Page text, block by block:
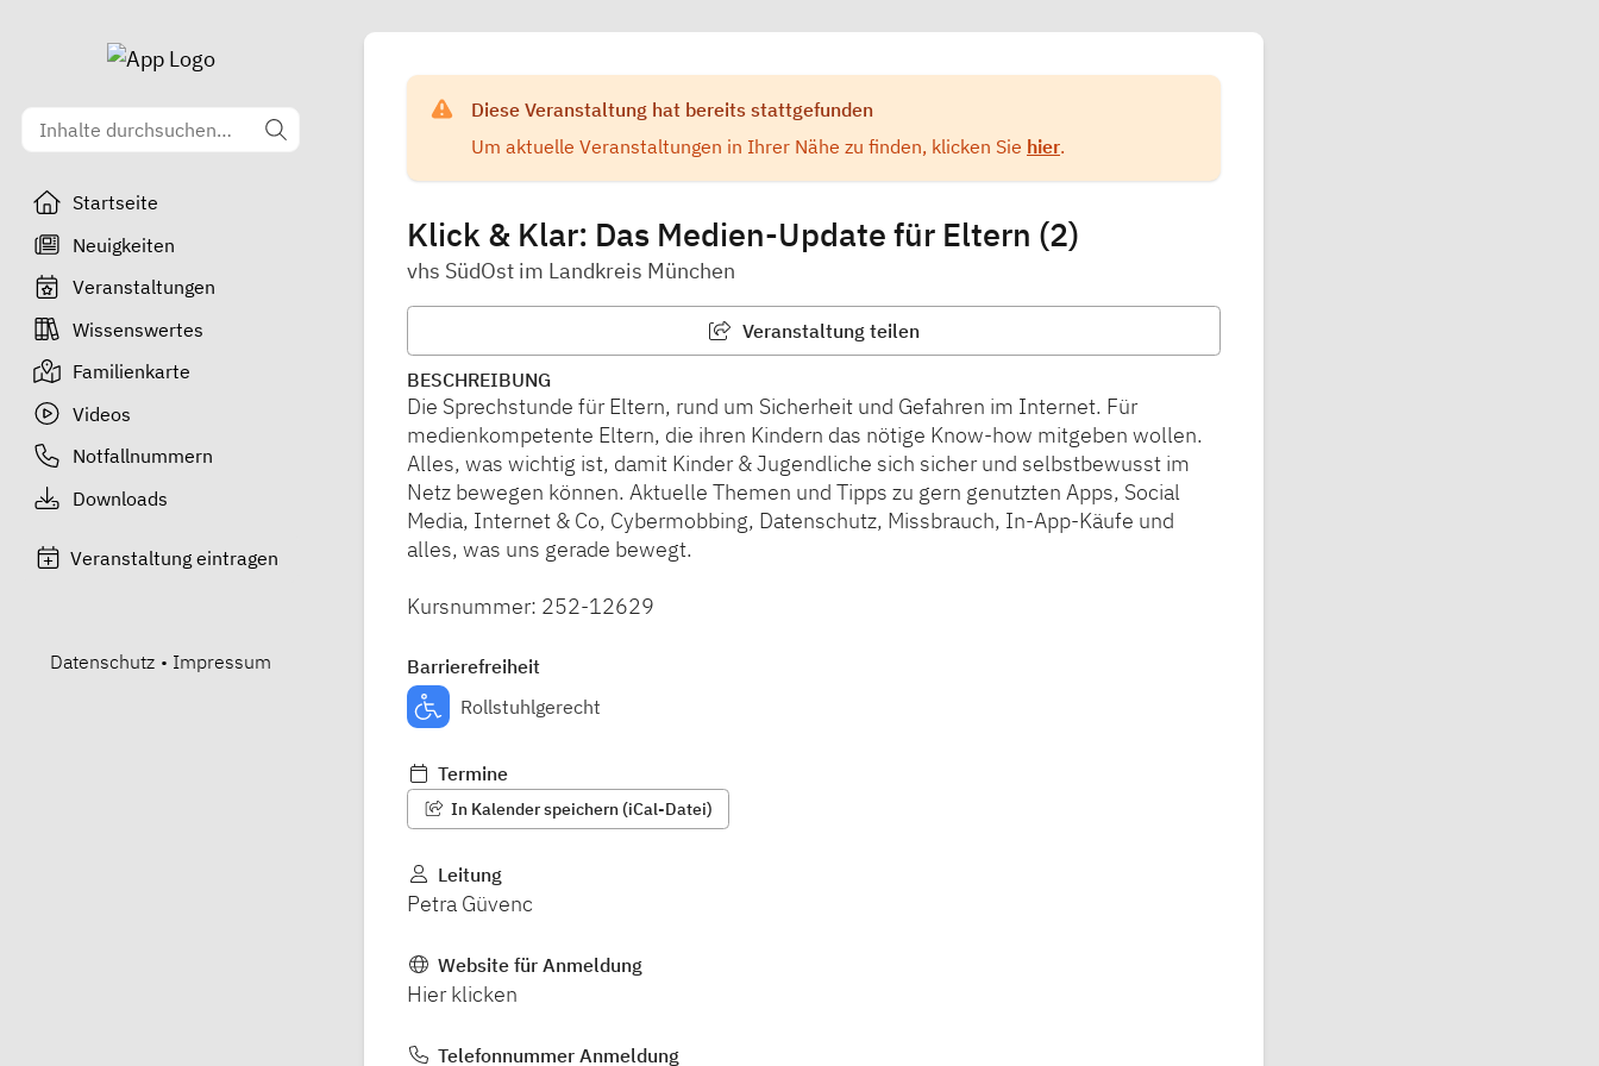
Startseite
Neuigkeiten
Veranstaltungen
Wissenswertes
Familienkarte
Videos
Notfallnummern
Downloads
Veranstaltung eintragen
Datenschutz • Impressum
Diese Veranstaltung hat bereits stattgefunden
Um aktuelle Veranstaltungen in Ihrer Nähe zu finden, klicken Sie hier.
Klick & Klar: Das Medien-Update für Eltern (2)
vhs SüdOst im Landkreis München
Veranstaltung teilen
BESCHREIBUNG
Die Sprechstunde für Eltern, rund um Sicherheit und Gefahren im Internet. Für
medienkompetente Eltern, die ihren Kindern das nötige Know-how mitgeben wollen.
Alles, was wichtig ist, damit Kinder & Jugendliche sich sicher und selbstbewusst im
Netz bewegen können. Aktuelle Themen und Tipps zu gern genutzten Apps, Social
Media, Internet & Co, Cybermobbing, Datenschutz, Missbrauch, In-App-Käufe und
alles, was uns gerade bewegt.
Kursnummer: 252-12629
Barrierefreiheit
Rollstuhlgerecht
Termine
In Kalender speichern (iCal-Datei)
Leitung
Petra Güvenc
Website für Anmeldung
Hier klicken
Telefonnummer Anmeldung